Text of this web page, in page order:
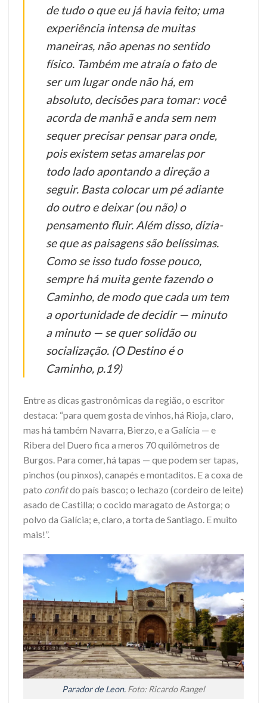
de tudo o que eu já havia feito; uma
experi­ência intensa de muitas
maneiras, não apenas no sentido
físico. Também me atraía o fato de
ser um lugar onde não há, em
absoluto, decisões para tomar: você
acorda de manhã e anda sem nem
sequer precisar pensar para onde,
pois existem setas amarelas por
todo lado apontando a dire­ção a
seguir. Basta colocar um pé adiante
do outro e deixar (ou não) o
pensamento fluir. Além disso, dizia-
se que as paisagens são belíssimas.
Como se isso tudo fosse pouco,
sempre há muita gente fazendo o
Ca­minho, de modo que cada um tem
a oportunidade de decidir — minuto
a minuto — se quer solidão ou
socialização. (O Destino é o
Caminho, p.19)
Entre as dicas gastronômicas da região, o escritor
destaca: “para quem gosta de vinhos, há Rioja, claro,
mas há também Navarra, Bierzo, e a Galícia — e
Ribera del Duero fica a meros 70 quilômetros de
Burgos. Para comer, há tapas — que podem ser tapas,
pinchos (ou pinxos), canapés e montaditos. E a coxa de
pato confitdo país basco; o lechazo (cordeiro de leite)
asado de Castilla; o cocido maragato de Astorga; o
polvo da Galícia; e, claro, a torta de Santiago. E muito
mais!”.
Parador de Leon. Foto: Ricardo Rangel